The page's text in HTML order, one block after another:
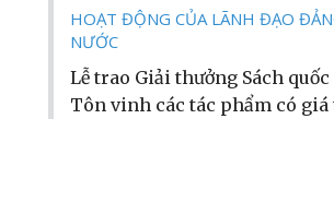
HOẠT ĐỘNG CỦA LÃNH ĐẠO
NƯỚC
Lễ trao Giải thưởng Sách quốc
Tôn vinh các tác phẩm có giá